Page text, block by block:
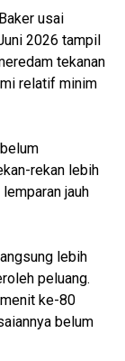
usai
2026 tampil
tekanan
relatif minim
rekan lebih
jauh
lebih
peluang.
ke-80
belum